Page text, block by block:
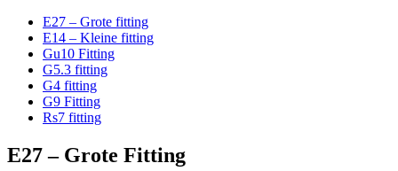
E27 – Grote fitting
E14 – Kleine fitting
Gu10 Fitting
G5.3 fitting
G4 fitting
G9 Fitting
Rs7 fitting
E27 – Grote Fitting